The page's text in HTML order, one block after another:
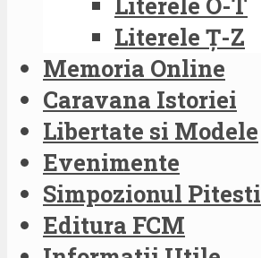
Literele Ț-Z
Memoria Online
Caravana Istoriei
Libertate si Modele
Evenimente
Simpozionul Pitesti
Editura FCM